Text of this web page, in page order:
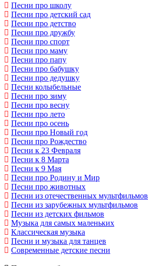
Песни про школу
Песни про детский сад
Песни про детство
Песни про дружбу
Песни про спорт
Песни про маму
Песни про папу
Песни про бабушку
Песни про дедушку
Песни колыбельные
Песни про зиму
Песни про весну
Песни про лето
Песни про осень
Песни про Новый год
Песни про Рождество
Песни к 23 Февраля
Песни к 8 Марта
Песни к 9 Мая
Песни про Родину и Мир
Песни про животных
Песни из отечественных мультфильмов
Песни из зарубежных мультфильмов
Песни из детских фильмов
Музыка для самых маленьких
Классическая музыка
Песни и музыка для танцев
Современные детские песни